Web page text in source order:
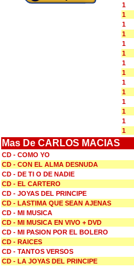
1
1
1
1
1
1
1
1
1
1
1
1
1
1
Mas De CARLOS MACIAS
CD - COMO YO
CD - CON EL ALMA DESNUDA
CD - DE TI O DE NADIE
CD - EL CARTERO
CD - JOYAS DEL PRINCIPE
CD - LASTIMA QUE SEAN AJENAS
CD - MI MUSICA
CD - MI MUSICA EN VIVO + DVD
CD - MI PASION POR EL BOLERO
CD - RAICES
CD - TANTOS VERSOS
CD - LA JOYAS DEL PRINCIPE